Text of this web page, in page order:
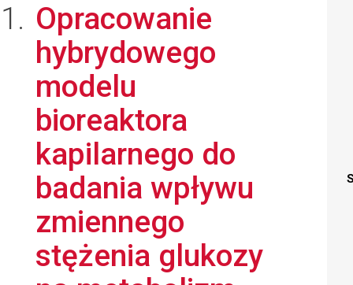
Opracowanie
hybrydowego
modelu
bioreaktora
kapilarnego do
badania wpływu
zmiennego
stężenia glukozy